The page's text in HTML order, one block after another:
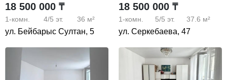
18 500 000 ₸
1-комн. 4/5 эт. 36 м²
ул. Бейбарыс Султан, 5
18 500 000 ₸
1-комн. 5/5 эт. 37.6 м²
ул. Серкебаева, 47